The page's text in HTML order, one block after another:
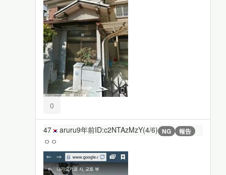
0
47 aruru9年前ID:c2NTAzMzY(4/6) NG 報告
ㅇㅇ